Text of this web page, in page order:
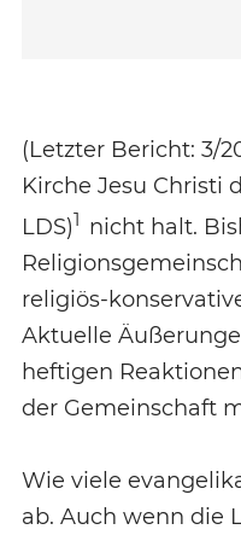
(Letzter Bericht: 3/
Kirche Jesu Christi
LDS)1 nicht halt.
religiös-
Aktuelle
heftigen
der Gemeinschaft
Wie viele
ab. Auch wenn die